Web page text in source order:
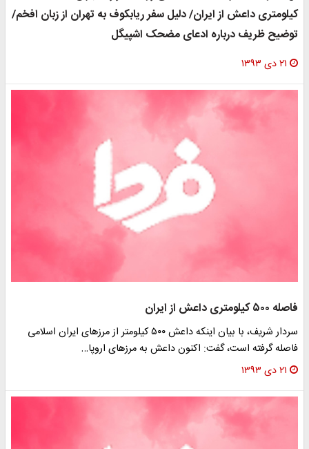
کیلومتری داعش از ایران/ دلیل سفر ریابکوف به تهران از زبان افخم/
توضیح ظریف درباره ادعای مضحک اشپیگل
۲۱ دی ۱۳۹۳
فاصله ۵۰۰ کیلومتری داعش از ایران
سردار شریف، با بیان اینکه داعش ۵۰۰ کیلومتر از مرزهای ایران اسلامی
فاصله گرفته است، گفت: اکنون داعش به مرزهای اروپا…
۲۱ دی ۱۳۹۳